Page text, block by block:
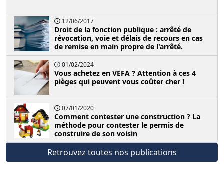
12/06/2017
Droit de la fonction publique : arrêté de
révocation, voie et délais de recours en cas
de remise en main propre de l'arrêté.
01/02/2024
Vous achetez en VEFA ? Attention à ces 4
pièges qui peuvent vous coûter cher !
07/01/2020
Comment contester une construction ? La
méthode pour contester le permis de
construire de son voisin
Retrouvez toutes nos publications